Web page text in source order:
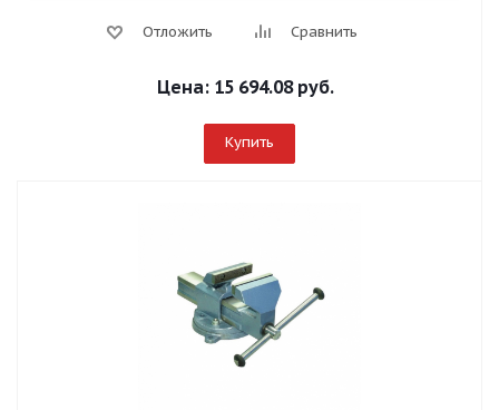
Отложить Сравнить
Цена: 15 694.08 руб.
Купить